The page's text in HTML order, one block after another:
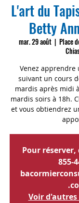
L'art du
Betty
mar. 29 août
  |
Place
Venez apprendre
suivant un cours
mardis après midi
mardis soirs à 18h.
et vous obtiendrez
Pour réserver,
855-
Voir